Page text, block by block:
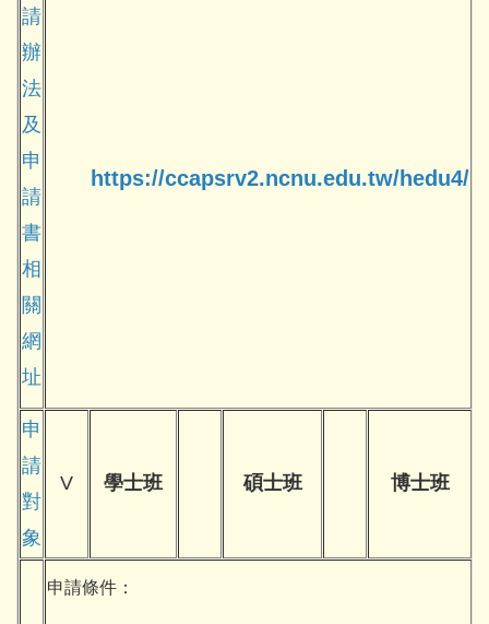
請
辦
法
及
申
請
書
相
關
網
址
https://ccapsrv2.ncnu.edu.tw/hedu4/
申
請
對
象
V 學士班 碩士班 博士班
申請條件：